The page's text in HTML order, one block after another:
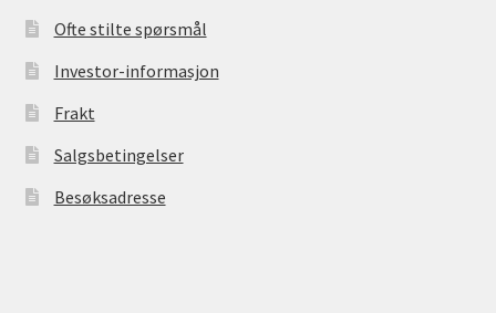
Ofte stilte spørsmål
Investor-informasjon
Frakt
Salgsbetingelser
Besøksadresse